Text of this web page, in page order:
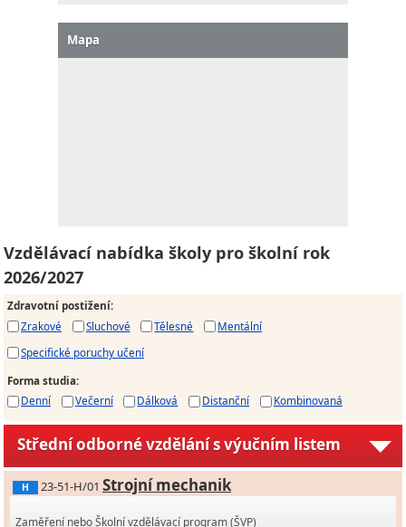
Mapa
Vzdělávací nabídka školy pro školní rok
2026/2027
Zdravotní postižení:
Zrakové
Sluchové Tělesné
Mentální
Specifické poruchy učení
Forma studia:
Denní
Večerní Dálková Distanční Kombinovaná
Střední odborné vzdělání s výučním listem
H 23-51-H/01 Strojní mechanik
Zaměření nebo Školní vzdělávací program (ŠVP)